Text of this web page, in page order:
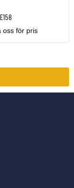
oss för pris